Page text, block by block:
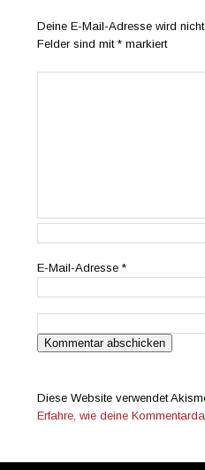
Deine E-Mail-Adresse wird nicht
Felder sind mit* markiert
E-Mail-Adresse*
Diese Website verwendet
Erfahre, wie deine